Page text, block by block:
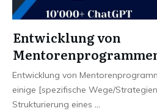
Entwicklung von
Entwicklung von
einige [spezifische Wege/
Strukturierung eines ...